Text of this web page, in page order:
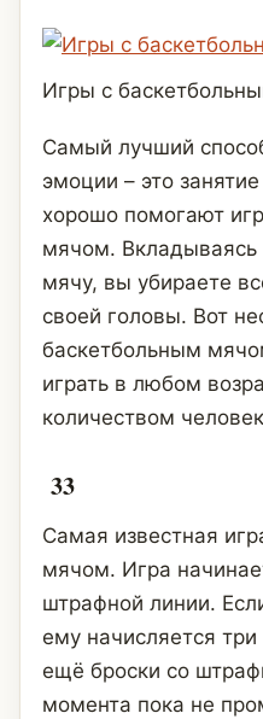
Игры с
Самый лучший
эмоции – это
хорошо помогают
мячом.
мячу, вы убираете
своей головы. Вот
баскетбольным
играть в любом
количеством
33
Самая известная
мячом. Игра
штрафной линии.
ему начисляется
ещё броски со
момента пока не